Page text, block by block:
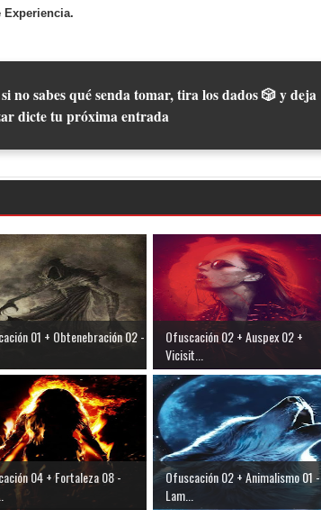
Experiencia.
no sabes qué senda tomar, tira los dados 🎲 y deja
dicte tu próxima entrada
01 + Obtenebración 02 -
Ofuscación 02 + Auspex 02 +
Vicisit...
04 + Fortaleza 08 -
Ofuscación 02 + Animalismo 01 -
Lam...